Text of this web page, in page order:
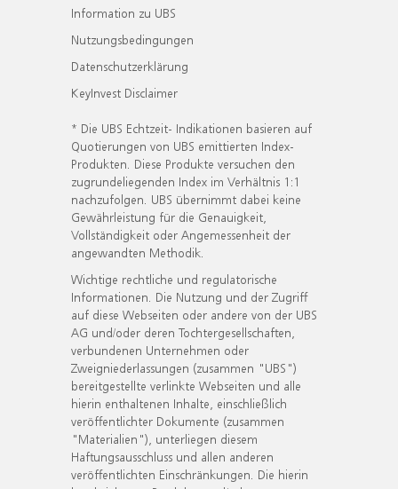
Information zu UBS
Nutzungsbedingungen
Datenschutzerklärung
KeyInvest Disclaimer
* Die UBS Echtzeit- Indikationen basieren auf
Quotierungen von UBS emittierten Index-
Produkten. Diese Produkte versuchen den
zugrundeliegenden Index im Verhältnis 1:1
nachzufolgen. UBS übernimmt dabei keine
Gewährleistung für die Genauigkeit,
Vollständigkeit oder Angemessenheit der
angewandten Methodik.
Wichtige rechtliche und regulatorische
Informationen. Die Nutzung und der Zugriff
auf diese Webseiten oder andere von der UBS
AG und/oder deren Tochtergesellschaften,
verbundenen Unternehmen oder
Zweigniederlassungen (zusammen "UBS")
bereitgestellte verlinkte Webseiten und alle
hierin enthaltenen Inhalte, einschließlich
veröffentlichter Dokumente (zusammen
"Materialien"), unterliegen diesem
Haftungsausschluss und allen anderen
veröffentlichten Einschränkungen. Die hierin